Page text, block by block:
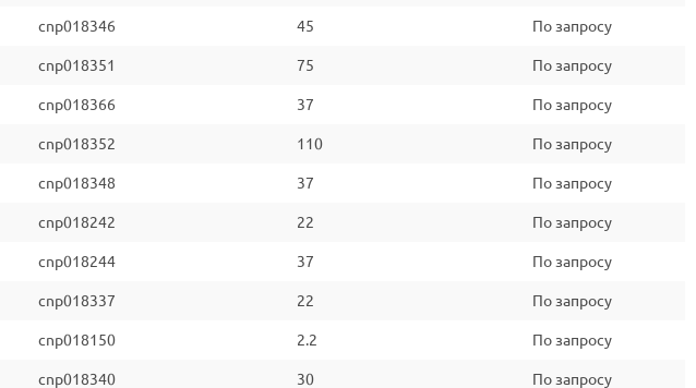
cnp018346 45 По запросу
cnp018351 75 По запросу
cnp018366 37 По запросу
cnp018352 110 По запросу
cnp018348 37 По запросу
cnp018242 22 По запросу
cnp018244 37 По запросу
cnp018337 22 По запросу
cnp018150 2.2 По запросу
cnp018340 30 По запросу